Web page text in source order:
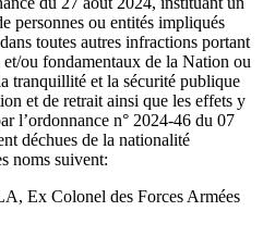
personnes ou entités impliqués
toutes autres infractions portant
ou fondamentaux de la Nation ou
tranquillité et la sécurité publique
et de retrait ainsi que les effets y
l’ordonnance n° 2024-46 du 07
déchues de la nationalité
noms suivent:
Ex Colonel des Forces Armées